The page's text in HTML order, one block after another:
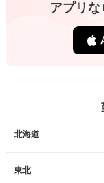
アプリな
北海道
東北